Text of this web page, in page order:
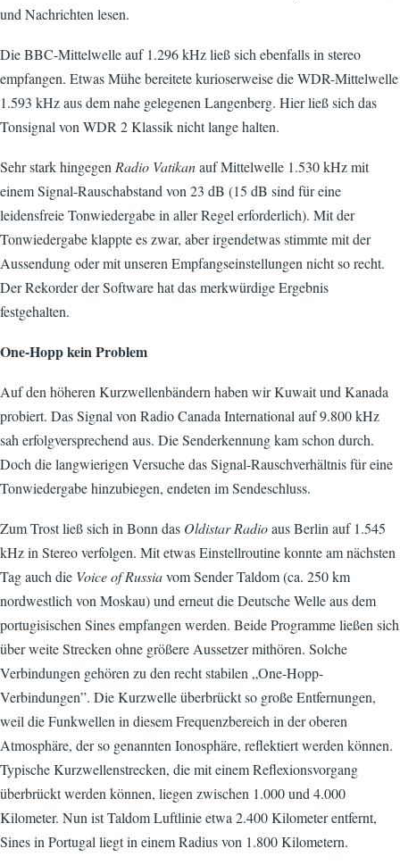
und Nachrichten lesen.
Die BBC-Mittelwelle auf 1.296 kHz ließ sich ebenfalls in stereo
empfangen. Etwas Mühe bereitete kurioserweise die WDR-Mittelwelle
1.593 kHz aus dem nahe gelegenen Langenberg. Hier ließ sich das
Tonsignal von WDR 2 Klassik nicht lange halten.
Sehr stark hingegen Radio Vatikanauf Mittelwelle 1.530 kHz mit
einem Signal-Rauschabstand von 23 dB (15 dB sind für eine
leidensfreie Tonwiedergabe in aller Regel erforderlich). Mit der
Tonwiedergabe klappte es zwar, aber irgendetwas stimmte mit der
Aussendung oder mit unseren Empfangseinstellungen nicht so recht.
Der Rekorder der Software hat das merkwürdige Ergebnis
festgehalten.
One-Hopp kein Problem
Auf den höheren Kurzwellenbändern haben wir Kuwait und Kanada
probiert. Das Signal von Radio Canada International auf 9.800 kHz
sah erfolgversprechend aus. Die Senderkennung kam schon durch.
Doch die langwierigen Versuche das Signal-Rauschverhältnis für eine
Tonwiedergabe hinzubiegen, endeten im Sendeschluss.
Zum Trost ließ sich in Bonn das Oldistar Radioaus Berlin auf 1.545
kHz in Stereo verfolgen. Mit etwas Einstellroutine konnte am nächsten
Tag auch die Voice of Russiavom Sender Taldom (ca. 250 km
nordwestlich von Moskau) und erneut die Deutsche Welle aus dem
portugisischen Sines empfangen werden. Beide Programme ließen sich
über weite Strecken ohne größere Aussetzer mithören. Solche
Verbindungen gehören zu den recht stabilen „One-Hopp-
Verbindungen”. Die Kurzwelle überbrückt so große Entfernungen,
weil die Funkwellen in diesem Frequenzbereich in der oberen
Atmosphäre, der so genannten Ionosphäre, reflektiert werden können.
Typische Kurzwellenstrecken, die mit einem Reflexionsvorgang
überbrückt werden können, liegen zwischen 1.000 und 4.000
Kilometer. Nun ist Taldom Luftlinie etwa 2.400 Kilometer entfernt,
Sines in Portugal liegt in einem Radius von 1.800 Kilometern.